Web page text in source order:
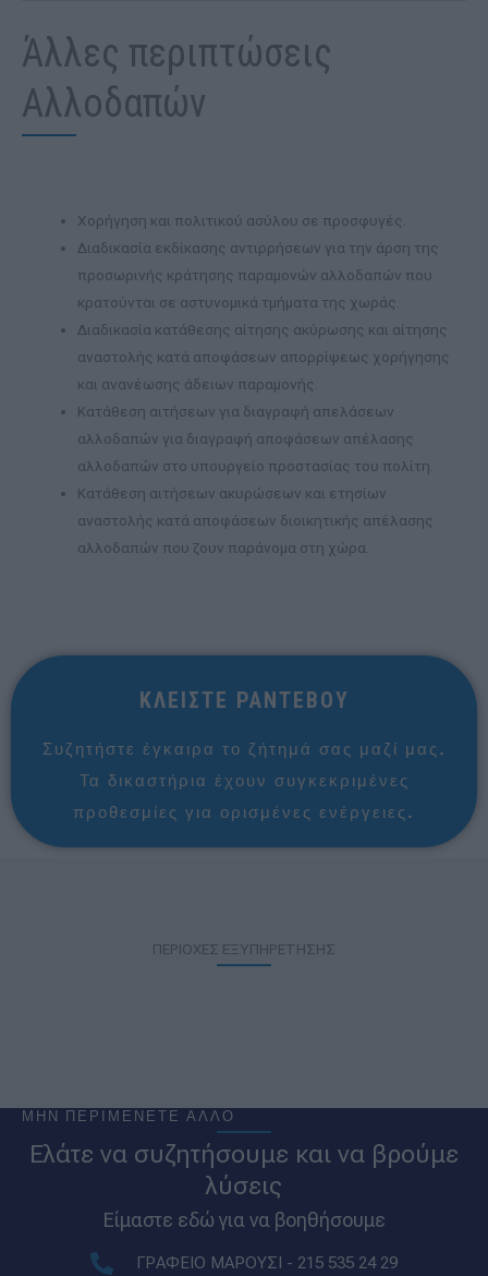
Άλλες περιπτώσεις
Αλλοδαπών
Χορήγηση και πολιτικού ασύλου σε προσφυγές.
Διαδικασία εκδίκασης αντιρρήσεων για την άρση της
προσωρινής κράτησης παραμονών αλλοδαπών που
κρατούνται σε αστυνομικά τμήματα της χωράς.
Διαδικασία κατάθεσης αίτησης ακύρωσης και αίτησης
αναστολής κατά αποφάσεων απορρίψεως χορήγησης
και ανανέωσης άδειων παραμονής.
Κατάθεση αιτήσεων για διαγραφή απελάσεων
αλλοδαπών για διαγραφή αποφάσεων απέλασης
αλλοδαπών στο υπουργείο προστασίας του πολίτη.
Κατάθεση αιτήσεων ακυρώσεων και ετησίων
αναστολής κατά αποφάσεων διοικητικής απέλασης
αλλοδαπών που ζουν παράνομα στη χώρα.
ΚΛΕΙΣΤΕ ΡΑΝΤΕΒΟΥ
Συζητήστε έγκαιρα το ζήτημά σας μαζί μας.
Τα δικαστήρια έχουν συγκεκριμένες
προθεσμίες για ορισμένες ενέργειες.
ΠΕΡΙΟΧΕΣ ΕΞΥΠΗΡΕΤΗΣΗΣ
ΜΗΝ ΠΕΡΙΜΕΝΕΤΕ ΑΛΛΟ
Ελάτε να συζητήσουμε και να βρούμε
λύσεις
Είμαστε εδώ για να βοηθήσουμε
ΓΡΑΦΕΙΟ ΜΑΡΟΥΣΙ - 215 535 24 29